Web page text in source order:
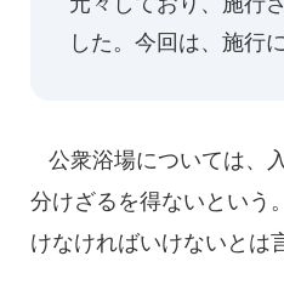
した。今回は、施行
公衆浴場については、
分けざるを得ないという
けなければいけないとは